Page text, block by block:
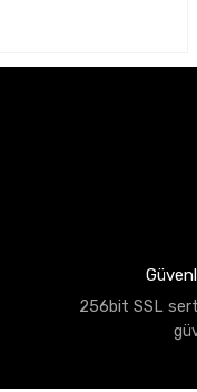
256bit SSL